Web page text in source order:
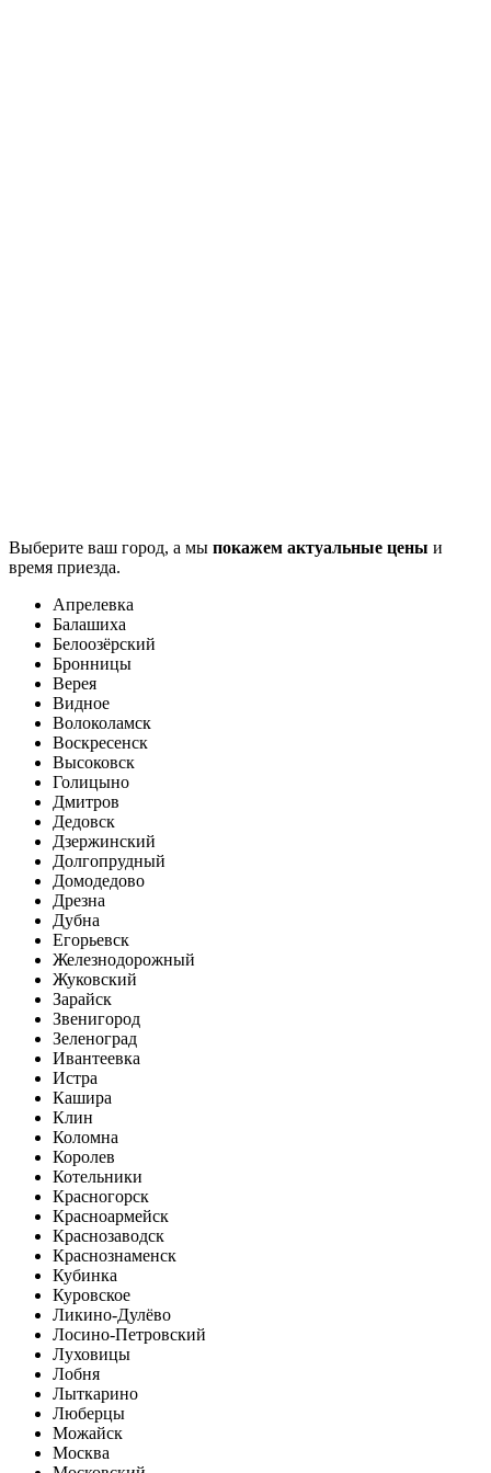
Выберите ваш город, а мы покажем актуальные цены и
время приезда.
Апрелевка
Балашиха
Белоозёрский
Бронницы
Верея
Видное
Волоколамск
Воскресенск
Высоковск
Голицыно
Дмитров
Дедовск
Дзержинский
Долгопрудный
Домодедово
Дрезна
Дубна
Егорьевск
Железнодорожный
Жуковский
Зарайск
Звенигород
Зеленоград
Ивантеевка
Истра
Кашира
Клин
Коломна
Королев
Котельники
Красногорск
Красноармейск
Краснозаводск
Краснознаменск
Кубинка
Куровское
Ликино-Дулёво
Лосино-Петровский
Луховицы
Лобня
Лыткарино
Люберцы
Можайск
Москва